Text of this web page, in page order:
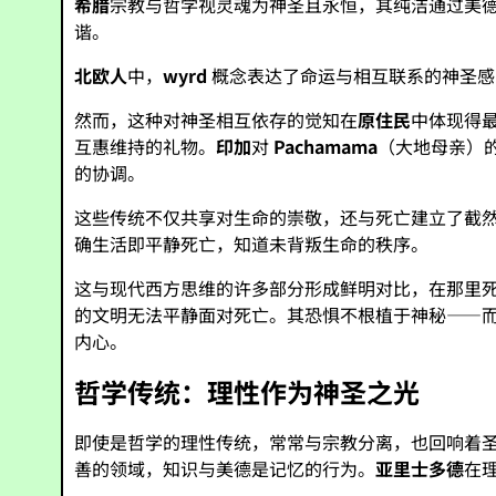
谐。
北欧人中，wyrd 概念表达了命运与相互联系的神圣
然而，这种对神圣相互依存的觉知在原住民中体现得
互惠维持的礼物。印加对 Pachamama （大地母亲
的协调。
这些传统不仅共享对生命的崇敬，还与死亡建立了
确生活即平静死亡，知道未背叛生命的秩序。
这与现代西方思维的许多部分形成鲜明对比，在那
的文明无法平静面对死亡。其恐惧不根植于神秘——
内心。
哲学传统：理性作为神圣之光
即使是哲学的理性传统，常常与宗教分离，也回响着
善的领域，知识与美德是记忆的行为。亚里士多德在